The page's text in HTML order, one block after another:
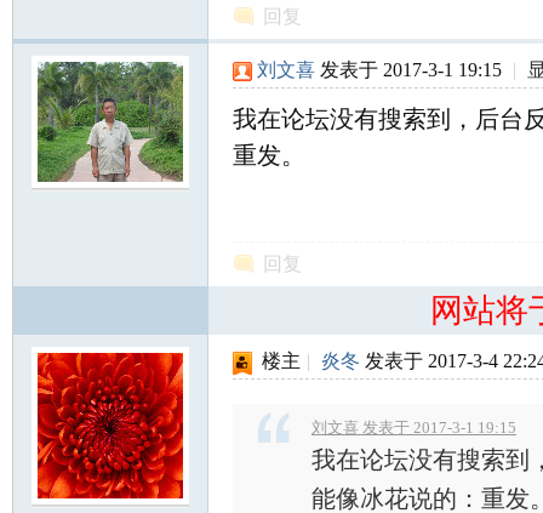
回复
刘文喜 发表于 2017-3-1 19:15 |
我在论坛没有搜索到，后台
重发。
回复
网站将
楼主 | 炎冬 发表于 2017-3-4
刘文喜 发表于 2017-3-1 19:15
我在论坛没有搜索到
能像冰花说的：重发